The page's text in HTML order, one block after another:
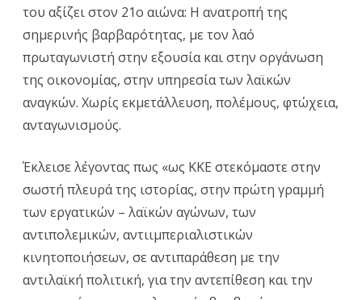
του αξίζει στον 21ο αιώνα: Η ανατροπή της
σημερινής βαρβαρότητας, με τον λαό
πρωταγωνιστή στην εξουσία και στην οργάνωση
της οικονομίας, στην υπηρεσία των λαϊκών
αναγκών. Χωρίς εκμετάλλευση, πολέμους, φτώχεια,
ανταγωνισμούς.
Έκλεισε λέγοντας πως «ως ΚΚΕ στεκόμαστε στην
σωστή πλευρά της ιστορίας, στην πρώτη γραμμή
των εργατικών – λαϊκών αγώνων, των
αντιπολεμικών, αντιιμπεριαλιστικών
κινητοποιήσεων, σε αντιπαράθεση με την
αντιλαϊκή πολιτική, για την αντεπίθεση και την